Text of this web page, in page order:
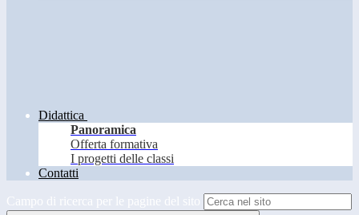
Didattica
Panoramica
Offerta formativa
I progetti delle classi
Contatti
Campo di ricerca per le pagine del sito